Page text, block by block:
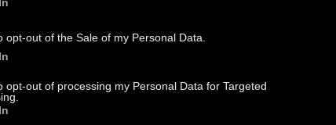
opt-out of the Sale of my Personal Data.
opt-out of processing my Personal Data for Targeted
του Οβίδιου, μεταφέροντάς μας
μοναδική μαγική ατμόσφαιρα που
τις παραστάσεις τους.